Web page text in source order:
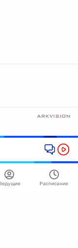
Расписание